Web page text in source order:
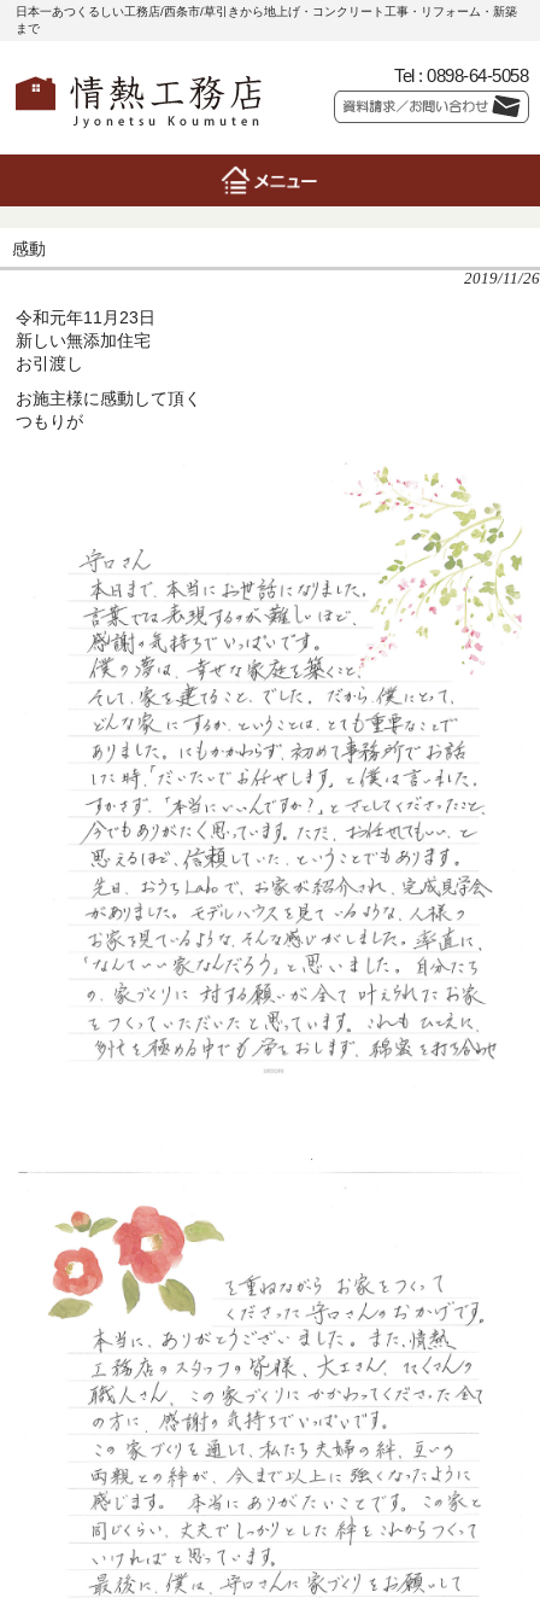
日本一あつくるしい工務店/西条市/草引きから地上げ・コンクリート工事・リフォーム・新築
まで
Tel : 0898-64-5058
感動
2019/11/26
令和元年11月23日
新しい無添加住宅
お引渡し
お施主様に感動して頂く
つもりが